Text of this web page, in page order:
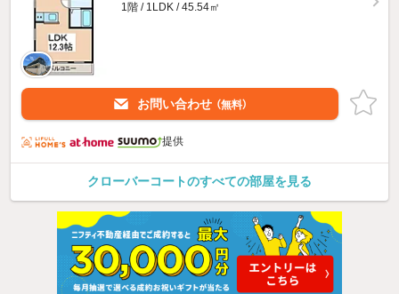
1階 / 1LDK / 45.54㎡
お問い合わせ （無料）
提供
クローバーコートのすべての部屋を見る